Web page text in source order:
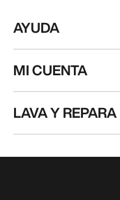
AYUDA
MI CUENTA
LAVA Y REPARA